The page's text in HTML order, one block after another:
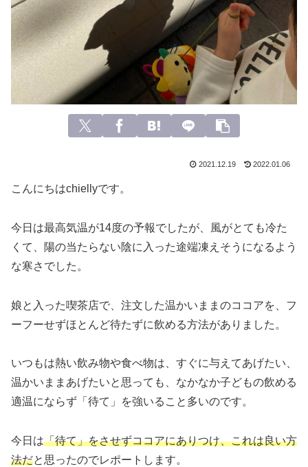
2021.12.19 2022.01.06
こんにちはchiellyです。
今日は最高気温が14度の予報でしたが、風がとても冷た
くて、陽の当たらない陰に入った途端凍えそうになるよう
な寒さでした。
娘と入った喫茶店で、注文した温かいままのココアを、フ
ーフーせずほとんど待たずに飲める方法がありました。
いつもは熱い飲み物や食べ物は、すぐに与えてあげたい、
温かいままあげたいと思っても、なかなか子どもの飲める
適温にならず「待て」を強いること多いのです。
今日は「待て」をさせずココアにありつけ、これは良い方
法だと思ったのでレポートします。